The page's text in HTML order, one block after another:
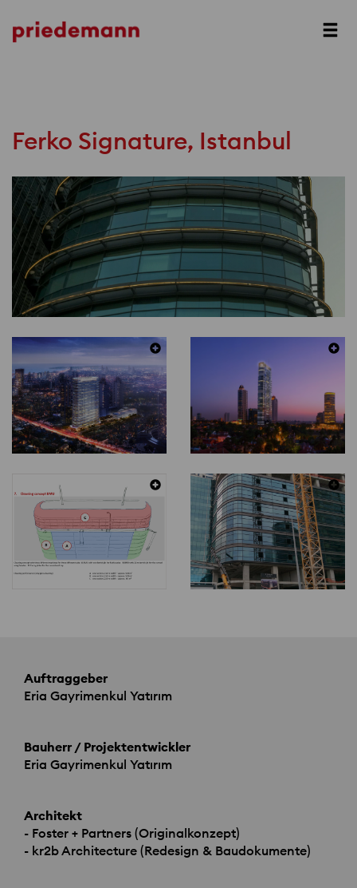
Prev
Ferko Signature, Istanbul
Auftraggeber
Eria Gayrimenkul Yatırım
Bauherr / Projektentwickler
Eria Gayrimenkul Yatırım
Architekt
- Foster + Partners (Originalkonzept)
- kr2b Architecture (Redesign & Baudokumente)